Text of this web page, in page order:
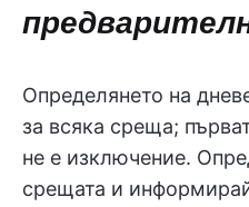
Определянето на
за всяка среща;
не е изключение.
срещата и